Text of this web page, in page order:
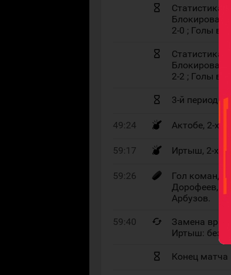
Статистика
2-0 ; Голы в
Статистика
2-2 ; Голы в
3-й период
49:24 Актобе, 2-х
59:17 Иртыш, 2-х
59:26
Гол команды
Дорофеев,
Арбузов.
59:40
Замена
Иртыш: без
Конец матча